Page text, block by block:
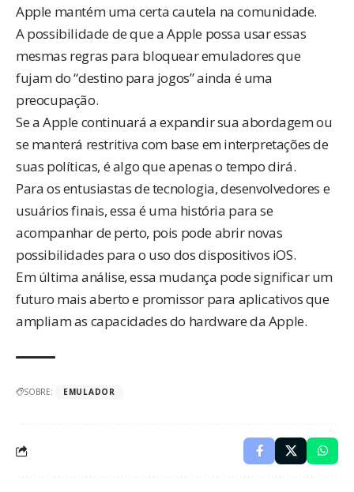
Apple mantém uma certa cautela na comunidade.
A possibilidade de que a Apple possa usar essas
mesmas regras para bloquear emuladores que
fujam do “destino para jogos” ainda é uma
preocupação.
Se a Apple continuará a expandir sua abordagem ou
se manterá restritiva com base em interpretações de
suas políticas, é algo que apenas o tempo dirá.
Para os entusiastas de tecnologia, desenvolvedores e
usuários finais, essa é uma história para se
acompanhar de perto, pois pode abrir novas
possibilidades para o uso dos dispositivos iOS.
Em última análise, essa mudança pode significar um
futuro mais aberto e promissor para aplicativos que
ampliam as capacidades do hardware da Apple.
SOBRE: EMULADOR